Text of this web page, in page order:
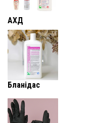
АХД
Бланідас